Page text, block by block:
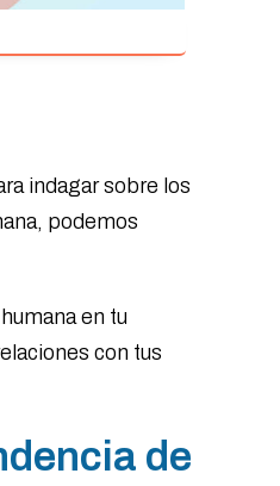
indagar sobre los
podemos
en tu
con tus
de